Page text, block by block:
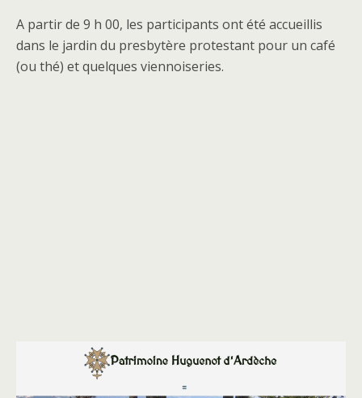
A partir de 9 h 00, les participants ont été accueillis
dans le jardin du presbytère protestant pour un café
(ou thé) et quelques viennoiseries.